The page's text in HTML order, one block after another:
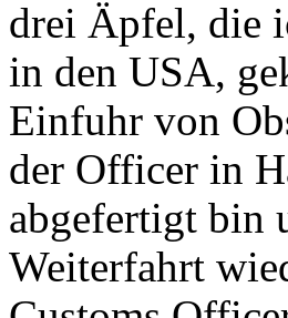
drei Äpfel, die
in den USA,
Einfuhr von
der Officer in
abgefertigt bin
Weiterfahrt